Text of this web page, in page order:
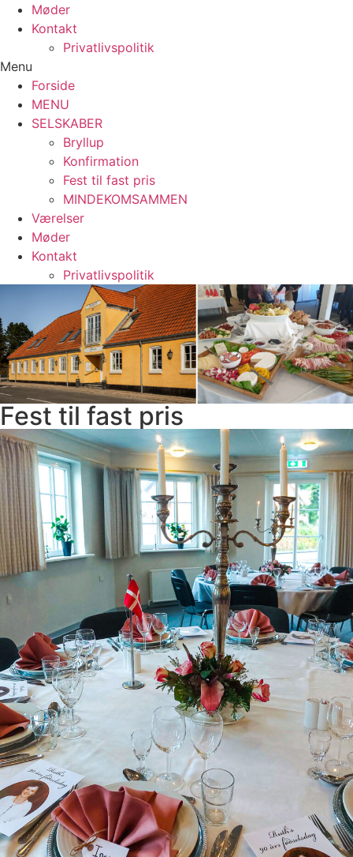
Møder
Kontakt
Privatlivspolitik
Menu
Forside
MENU
SELSKABER
Bryllup
Konfirmation
Fest til fast pris
MINDEKOMSAMMEN
Værelser
Møder
Kontakt
Privatlivspolitik
Fest til fast pris